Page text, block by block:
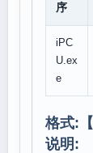
序
iPC
U.ex
e
格式:【
说明: